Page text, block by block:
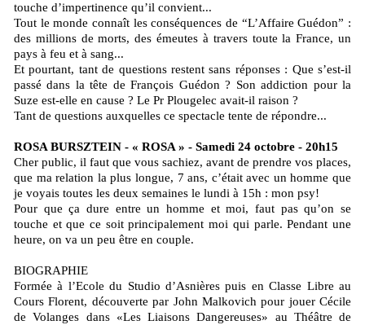
touche d’impertinence qu’il convient...
Tout le monde connaît les conséquences de “L’Affaire Guédon” :
des millions de morts, des émeutes à travers toute la France, un
pays à feu et à sang...
Et pourtant, tant de questions restent sans réponses : Que s’est-il
passé dans la tête de François Guédon ? Son addiction pour la
Suze est-elle en cause ? Le Pr Plougelec avait-il raison ?
Tant de questions auxquelles ce spectacle tente de répondre...
ROSA BURSZTEIN - « ROSA » - Samedi 24 octobre - 20h15
Cher public, il faut que vous sachiez, avant de prendre vos places,
que ma relation la plus longue, 7 ans, c’était avec un homme que
je voyais toutes les deux semaines le lundi à 15h : mon psy!
Pour que ça dure entre un homme et moi, faut pas qu’on se
touche et que ce soit principalement moi qui parle. Pendant une
heure, on va un peu être en couple.
BIOGRAPHIE
Formée à l’Ecole du Studio d’Asnières puis en Classe Libre au
Cours Florent, découverte par John Malkovich pour jouer Cécile
de Volanges dans «Les Liaisons Dangereuses» au Théâtre de